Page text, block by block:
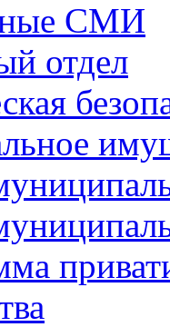
СМИ
отдел